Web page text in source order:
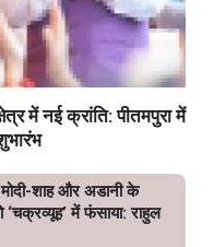
में नई क्रांति: पीतमपुरा में
शाह और अडानी के
में फंसाया: राहुल